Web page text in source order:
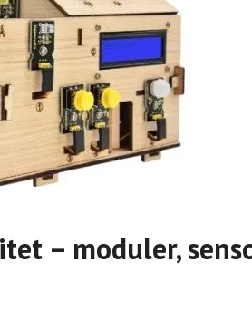
– moduler,